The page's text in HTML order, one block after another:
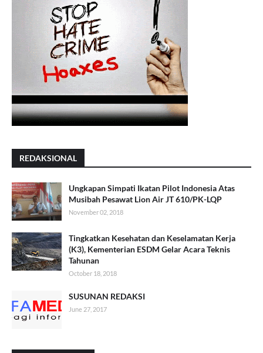
REDAKSIONAL
Ungkapan Simpati Ikatan Pilot Indonesia Atas
Musibah Pesawat Lion Air JT 610/PK-LQP
November 02, 2018
Tingkatkan Kesehatan dan Keselamatan Kerja
(K3), Kementerian ESDM Gelar Acara Teknis
Tahunan
October 18, 2018
SUSUNAN REDAKSI
June 27, 2017